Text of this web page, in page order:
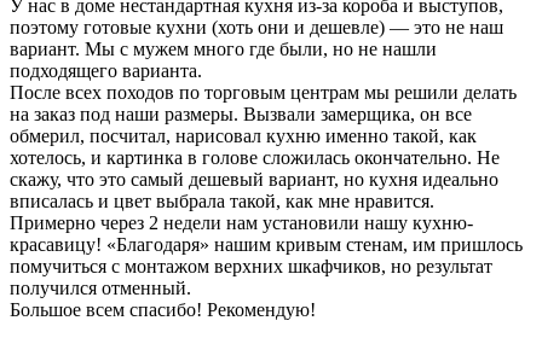
У нас в доме нестандартная кухня из-за короба и выступов,
поэтому готовые кухни (хоть они и дешевле) — это не наш
вариант. Мы с мужем много где были, но не нашли
подходящего варианта.
После всех походов по торговым центрам мы решили делать
на заказ под наши размеры. Вызвали замерщика, он все
обмерил, посчитал, нарисовал кухню именно такой, как
хотелось, и картинка в голове сложилась окончательно. Не
скажу, что это самый дешевый вариант, но кухня идеально
вписалась и цвет выбрала такой, как мне нравится.
Примерно через 2 недели нам установили нашу кухню-
красавицу! «Благодаря» нашим кривым стенам, им пришлось
помучиться с монтажом верхних шкафчиков, но результат
получился отменный.
Большое всем спасибо! Рекомендую!